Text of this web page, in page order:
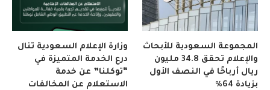
وزارة الإعلام السعودية تنال
درع الخدمة المتميزة في
“توكلنا” عن خدمة
الاستعلام عن المخالفات
المجموعة السعودية للأبحاث
والإعلام تحقق 34.8 مليون
ريال أرباحًا في النصف الأول
بزيادة 64%